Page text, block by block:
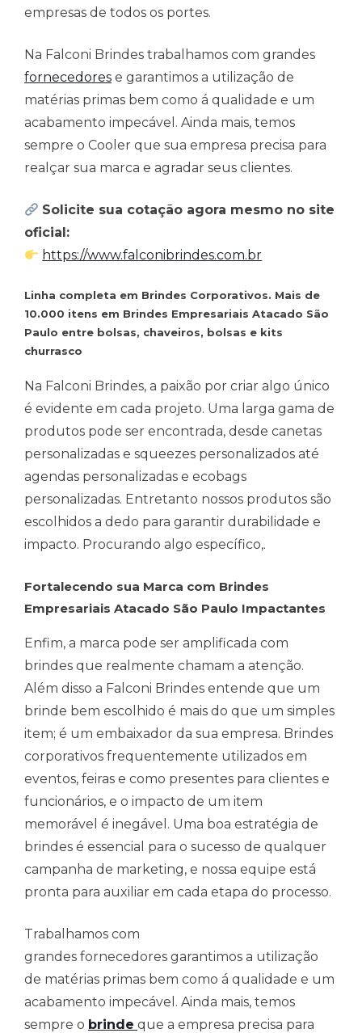
empresas de todos os portes.
Na Falconi Brindes trabalhamos com grandes
fornecedores e garantimos a utilização de
matérias primas bem como á qualidade e um
acabamento impecável. Ainda mais, temos
sempre o Cooler que sua empresa precisa para
realçar sua marca e agradar seus clientes.
Solicite sua cotação agora mesmo no site
oficial:
https://www.falconibrindes.com.br
Linha completa em Brindes Corporativos. Mais de
10.000 itens em Brindes Empresariais Atacado São
Paulo entre bolsas, chaveiros, bolsas e kits
churrasco
Na Falconi Brindes, a paixão por criar algo único
é evidente em cada projeto. Uma larga gama de
produtos pode ser encontrada, desde canetas
personalizadas e squeezes personalizados até
agendas personalizadas e ecobags
personalizadas. Entretanto nossos produtos são
escolhidos a dedo para garantir durabilidade e
impacto. Procurando algo específico,.
Fortalecendo sua Marca com Brindes
Empresariais Atacado São Paulo Impactantes
Enfim, a marca pode ser amplificada com
brindes que realmente chamam a atenção.
Além disso a Falconi Brindes entende que um
brinde bem escolhido é mais do que um simples
item; é um embaixador da sua empresa. Brindes
corporativos frequentemente utilizados em
eventos, feiras e como presentes para clientes e
funcionários, e o impacto de um item
memorável é inegável. Uma boa estratégia de
brindes é essencial para o sucesso de qualquer
campanha de marketing, e nossa equipe está
pronta para auxiliar em cada etapa do processo.
Trabalhamos com
grandes fornecedores garantimos a utilização
de matérias primas bem como á qualidade e um
acabamento impecável. Ainda mais, temos
sempre o brinde que a empresa precisa para